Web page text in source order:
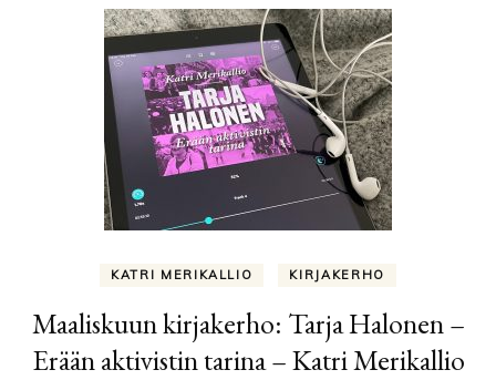
KATRI MERIKALLIO KIRJAKERHO
Maaliskuun kirjakerho: Tarja Halonen –
Erään aktivistin tarina – Katri Merikallio